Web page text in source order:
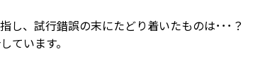
し、試行錯誤の末にたどり着いたものは･･･？
ています。